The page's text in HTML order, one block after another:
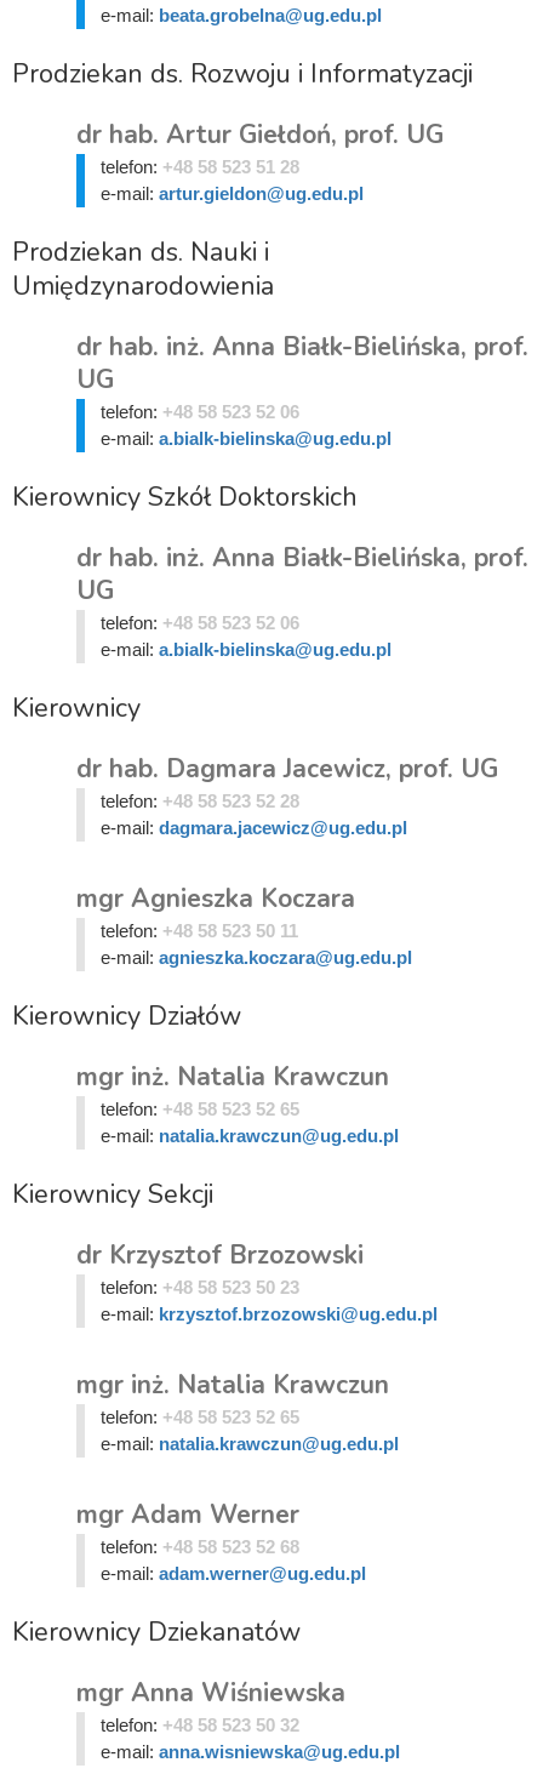
e-mail: beata.grobelna@ug.edu.pl
Prodziekan ds. Rozwoju i Informatyzacji
dr hab. Artur Giełdoń, prof. UG
telefon: +48 58 523 51 28
e-mail: artur.gieldon@ug.edu.pl
Prodziekan ds. Nauki i
Umiędzynarodowienia
dr hab. inż. Anna Białk-Bielińska, prof.
UG
telefon: +48 58 523 52 06
e-mail: a.bialk-bielinska@ug.edu.pl
Kierownicy Szkół Doktorskich
dr hab. inż. Anna Białk-Bielińska, prof.
UG
telefon: +48 58 523 52 06
e-mail: a.bialk-bielinska@ug.edu.pl
Kierownicy
dr hab. Dagmara Jacewicz, prof. UG
telefon: +48 58 523 52 28
e-mail: dagmara.jacewicz@ug.edu.pl
mgr Agnieszka Koczara
telefon: +48 58 523 50 11
e-mail: agnieszka.koczara@ug.edu.pl
Kierownicy Działów
mgr inż. Natalia Krawczun
telefon: +48 58 523 52 65
e-mail: natalia.krawczun@ug.edu.pl
Kierownicy Sekcji
dr Krzysztof Brzozowski
telefon: +48 58 523 50 23
e-mail: krzysztof.brzozowski@ug.edu.pl
mgr inż. Natalia Krawczun
telefon: +48 58 523 52 65
e-mail: natalia.krawczun@ug.edu.pl
mgr Adam Werner
telefon: +48 58 523 52 68
e-mail: adam.werner@ug.edu.pl
Kierownicy Dziekanatów
mgr Anna Wiśniewska
telefon: +48 58 523 50 32
e-mail: anna.wisniewska@ug.edu.pl